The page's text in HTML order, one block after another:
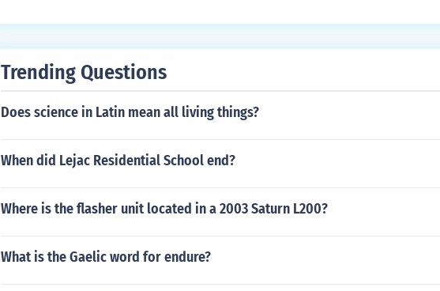
Trending Questions
Does science in Latin mean all living things?
When did Lejac Residential School end?
Where is the flasher unit located in a 2003 Saturn L200?
What is the Gaelic word for endure?